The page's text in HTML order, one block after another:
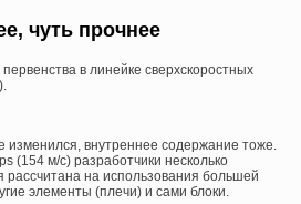
чуть прочнее
в линейке сверхскоростных
внутреннее содержание тоже.
(154 м/с) разработчики несколько
на использования большей
элементы (плечи) и сами блоки.